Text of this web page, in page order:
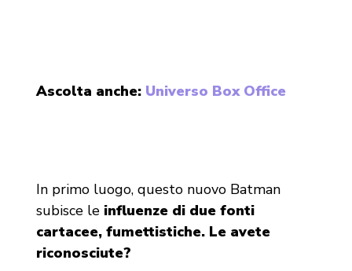
Ascolta anche: Universo Box Office
In primo luogo, questo nuovo Batman
subisce le influenze di due fonti
cartacee, fumettistiche. Le avete
riconosciute?